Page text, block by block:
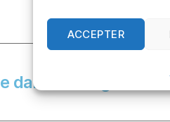
ACCEPTER
dans son logement